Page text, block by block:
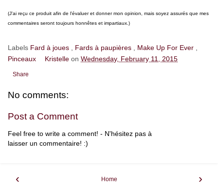
(J'ai reçu ce produit afin de l'évaluer et donner mon opinion, mais soyez assurés que mes
commentaires seront toujours honnêtes et impartiaux.)
Labels Fard à joues , Fards à paupières , Make Up For Ever ,
Pinceaux
Kristelle onWednesday, February 11, 2015
Share
No comments:
Post a Comment
Feel free to write a comment! - N'hésitez pas à
laisser un commentaire! :)
‹ ›
Home